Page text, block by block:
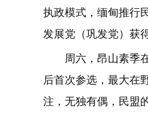
执政模式，缅甸推行
发展党（巩发党）获
周六，昂山素季
后首次参选，最大在
注，无独有偶，民盟